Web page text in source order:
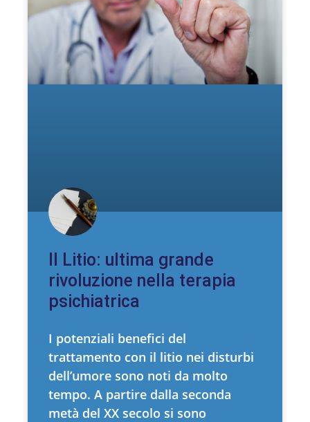
Il Litio: ultima grande
rivoluzione nella terapia
psichiatrica
I potenziali benefici del
trattamento con il litio nei disturbi
dell’umore sono noti da molto
tempo. A partire dalla seconda
metà del XX secolo si sono